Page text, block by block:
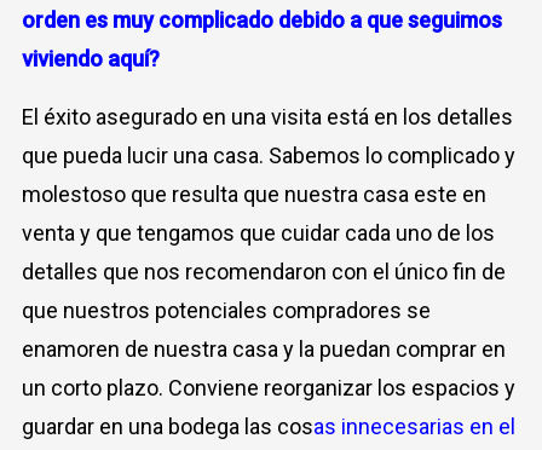
orden es muy complicado debido a que seguimos
viviendo aquí?
El éxito asegurado en una visita está en los detalles
que pueda lucir una casa. Sabemos lo complicado y
molestoso que resulta que nuestra casa este en
venta y que tengamos que cuidar cada uno de los
detalles que nos recomendaron con el único fin de
que nuestros potenciales compradores se
enamoren de nuestra casa y la puedan comprar en
un corto plazo. Conviene reorganizar los espacios y
guardar en una bodega las cosas innecesarias en el